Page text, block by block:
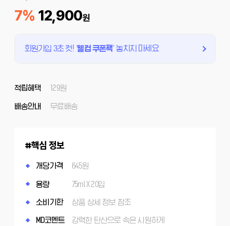
7% 12,900원
회원가입 3초 컷! '웰컴 쿠폰팩' 놓치지 마세요
적립혜택 129원
배송안내 무료배송
핵심 정보
개당가격 645원
용량 75ml X 20입
소비기한 상품 상세 정보 참조
MD코멘트
강력한 탄산으로 속은 시원하게